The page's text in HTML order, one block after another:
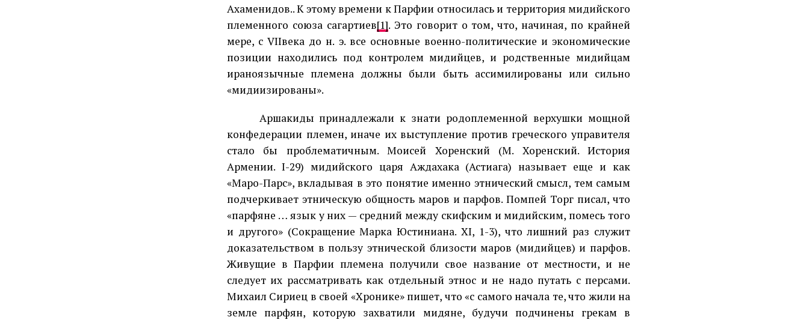
Ахаменидов.. К этому времени к Парфии относилась и территория мидийского
племенного союза сагартиев[1]. Это говорит о том, что, начиная, по крайней
мере, с VIIвека до н. э. все основные военно-политические и экономические
позиции находились под контролем мидийцев, и родственные мидийцам
ираноязычные племена должны были быть ассимилированы или сильно
«мидиизированы».
Аршакиды принадлежали к знати родоплеменной верхушки мощной
конфедерации племен, иначе их выступление против греческого управителя
стало бы проблематичным. Моисей Хоренский (М. Хоренский. История
Армении. I-29) мидийского царя Аждахака (Астиага) называет еще и как
«Маро-Парс», вкладывая в это понятие именно этнический смысл, тем самым
подчеркивает этническую общность маров и парфов. Помпей Торг писал, что
«парфяне … язык у них — средний между скифским и мидийским, помесь того
и другого» (Сокращение Марка Юстиниана. XI, 1-3), что лишний раз служит
доказательством в пользу этнической близости маров (мидийцев) и парфов.
Живущие в Парфии племена получили свое название от местности, и не
следует их рассматривать как отдельный этнос и не надо путать с персами.
Михаил Сириец в своей «Хронике» пишет, что «с самого начала те, что жили на
земле парфян, которую захватили мидяне, будучи подчинены грекам в